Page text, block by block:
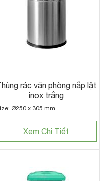
rác văn phòng nắp lật
inox trắng
Ø250 x 305 mm
Xem Chi Tiết